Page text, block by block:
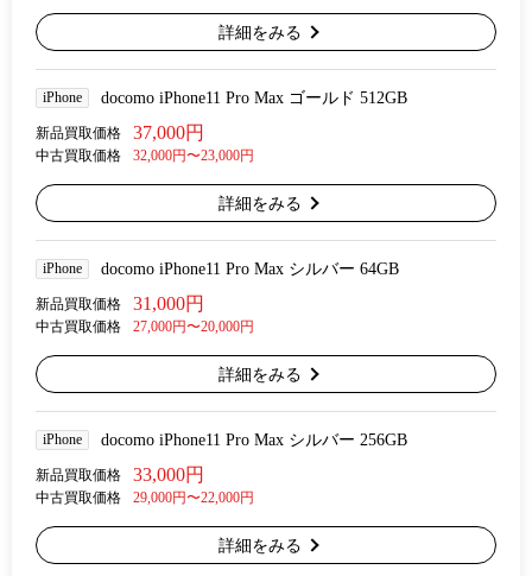
詳細をみる
iPhone docomo iPhone11 Pro Max ゴールド 512GB
新品買取価格 37,000円
中古買取価格 32,000円〜23,000円
詳細をみる
iPhone docomo iPhone11 Pro Max シルバー 64GB
新品買取価格 31,000円
中古買取価格 27,000円〜20,000円
詳細をみる
iPhone docomo iPhone11 Pro Max シルバー 256GB
新品買取価格 33,000円
中古買取価格 29,000円〜22,000円
詳細をみる